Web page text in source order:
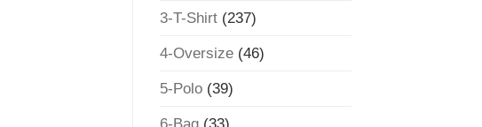
3-T-Shirt(237)
4-Oversize(46)
5-Polo(39)
6-Bag(33)